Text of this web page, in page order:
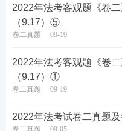
2022年法考客观题《卷
（9.17）⑤
卷二真题 09-19
2022年法考客观题《卷
（9.17）①
卷二真题 09-19
2022年法考试卷二真题及